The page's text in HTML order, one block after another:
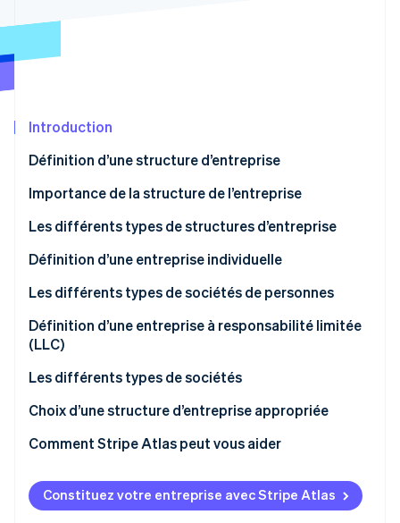
Prévention de la fraude
Climate
Identity
Vérification de l'identité
Stripe Sessions 2026
Regarder la vidéo
Introduction
Définition d’une structure d’entreprise
Importance de la structure de l’entreprise
Les différents types de structures d’entreprise
Définition d’une entreprise individuelle
Responsabilité
Impôts
Options de croissance
Les différents types de sociétés de personnes
Société de personnes
Société de personnes à responsabilité limitée (LLP)
Définition d’une entreprise à responsabilité limitée
(LLC)
Responsabilité
Impôts
Propriété et contrôle
Options de croissance
Les différents types de sociétés
Entreprise de type C
Entreprise de type S
Choix d’une structure d’entreprise appropriée
Comment Stripe Atlas peut vous aider
S’inscrire sur Atlas
Accepter des paiements et effectuer des
Constituez votre entreprise avec Stripe Atlas